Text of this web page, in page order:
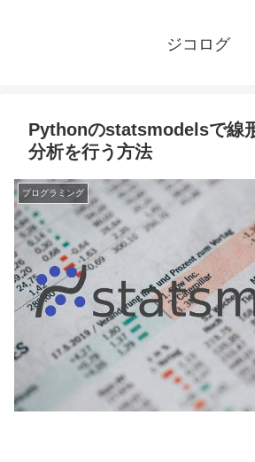
ジコログ
Pythonのstatsmodelsで線
分析を行う方法
プログラミング